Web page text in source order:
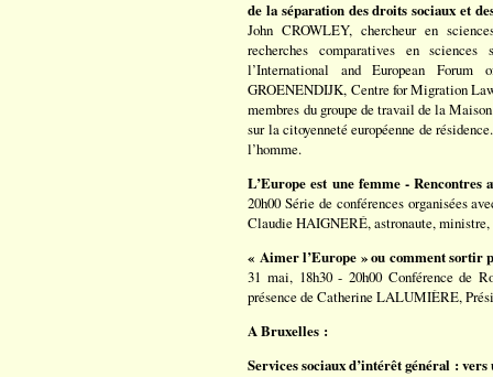
de la séparation des droits sociaux et
John CROWLEY, chercheur en
recherches comparatives en
l’International and European Forum
GROENENDIJK, Centre for Migration
membres du groupe de travail de la
sur la citoyenneté européenne de
l’homme.
L’Europe est une femme - Rencontres
20h00 Série de conférences organisées
Claudie HAIGNERÉ, astronaute, ministre,
« Aimer l’Europe » ou comment sortir
31 mai, 18h30 - 20h00 Conférence de
présence de Catherine LALUMIÈRE,
A Bruxelles :
Services sociaux d’intérêt général :